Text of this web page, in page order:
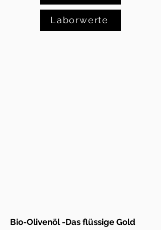
Laborwerte
Bio-Olivenöl -Das flüssige Gold